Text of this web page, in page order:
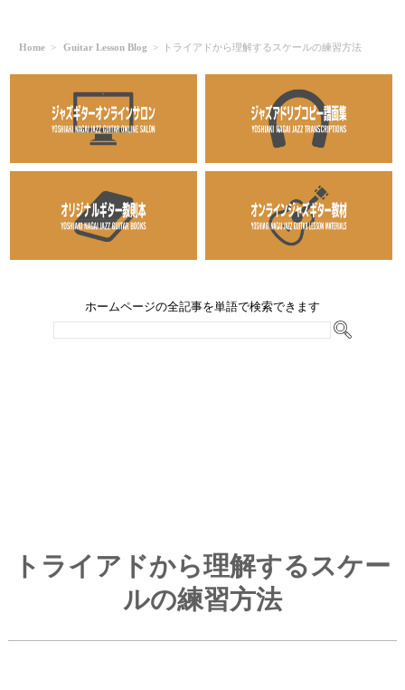
Home > Guitar Lesson Blog > トライアドから理解するスケールの練習方法
ホームページの全記事を単語で検索できます
トライアドから理解するスケー
ルの練習方法